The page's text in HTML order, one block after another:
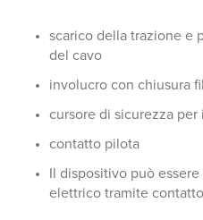
scarico della trazione e
del cavo
involucro con chiusura
cursore di sicurezza
contatto pilota
Il dispositivo può
elettrico tramite